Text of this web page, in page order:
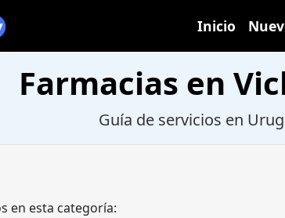
Inicio
Farmacias en
Guía de servicios en
en esta categoría: